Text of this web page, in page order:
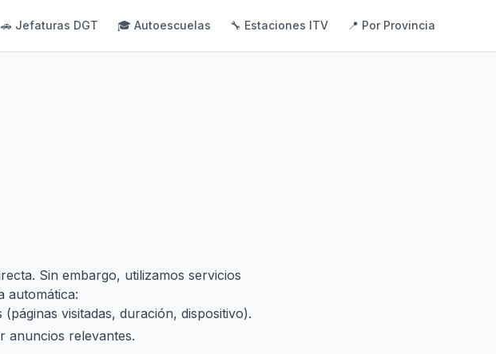
🚗 Jefaturas DGT 🎓 Autoescuelas 🔧 Estaciones ITV 📍 Por Provincia
Sin embargo, utilizamos servicios
automática:
visitadas, duración, dispositivo).
anuncios relevantes.